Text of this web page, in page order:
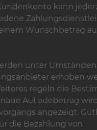
kann
Wunschbetrag
unter
erhoben
regeln die
Aufladebetrag
angezeigt.
die Bezahlung von